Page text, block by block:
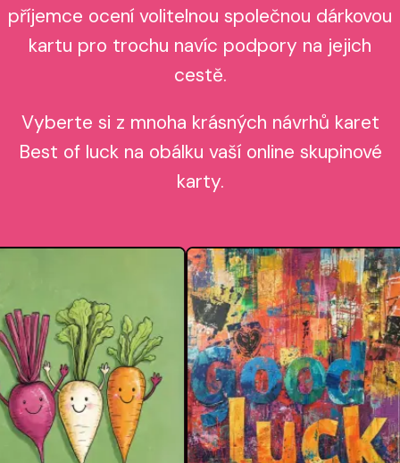
příjemce ocení volitelnou společnou dárkovou
kartu pro trochu navíc podpory na jejich
cestě.
Vyberte si z mnoha krásných návrhů karet
Best of luck na obálku vaší online skupinové
karty.